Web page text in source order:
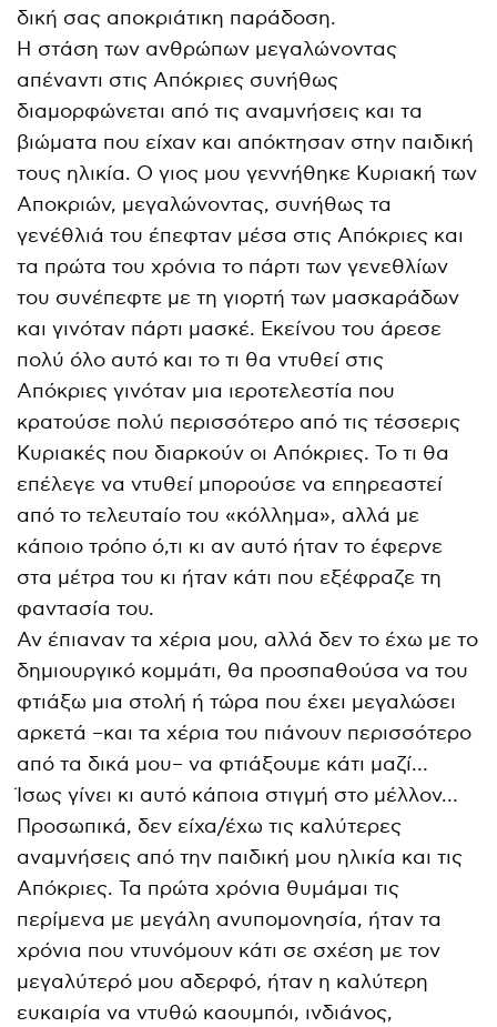
δική σας αποκριάτικη παράδοση.
Η στάση των ανθρώπων μεγαλώνοντας
απέναντι στις Απόκριες συνήθως
διαμορφώνεται από τις αναμνήσεις και τα
βιώματα που είχαν και απόκτησαν στην παιδική
τους ηλικία. Ο γιος μου γεννήθηκε Κυριακή των
Αποκριών, μεγαλώνοντας, συνήθως τα
γενέθλιά του έπεφταν μέσα στις Απόκριες και
τα πρώτα του χρόνια το πάρτι των γενεθλίων
του συνέπεφτε με τη γιορτή των μασκαράδων
και γινόταν πάρτι μασκέ. Εκείνου του άρεσε
πολύ όλο αυτό και το τι θα ντυθεί στις
Απόκριες γινόταν μια ιεροτελεστία που
κρατούσε πολύ περισσότερο από τις τέσσερις
Κυριακές που διαρκούν οι Απόκριες. Το τι θα
επέλεγε να ντυθεί μπορούσε να επηρεαστεί
από το τελευταίο του «κόλλημα», αλλά με
κάποιο τρόπο ό,τι κι αν αυτό ήταν το έφερνε
στα μέτρα του κι ήταν κάτι που εξέφραζε τη
φαντασία του.
Αν έπιαναν τα χέρια μου, αλλά δεν το έχω με το
δημιουργικό κομμάτι, θα προσπαθούσα να του
φτιάξω μια στολή ή τώρα που έχει μεγαλώσει
αρκετά –και τα χέρια του πιάνουν περισσότερο
από τα δικά μου– να φτιάξουμε κάτι μαζί…
Ίσως γίνει κι αυτό κάποια στιγμή στο μέλλον…
Προσωπικά, δεν είχα/έχω τις καλύτερες
αναμνήσεις από την παιδική μου ηλικία και τις
Απόκριες. Τα πρώτα χρόνια θυμάμαι τις
περίμενα με μεγάλη ανυπομονησία, ήταν τα
χρόνια που ντυνόμουν κάτι σε σχέση με τον
μεγαλύτερό μου αδερφό, ήταν η καλύτερη
ευκαιρία να ντυθώ καουμπόι, ινδιάνος,